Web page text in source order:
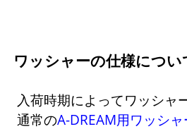
ワッシャーの仕様につい
入荷時期によってワッシャ
通常のA-DREAM用ワッシャ